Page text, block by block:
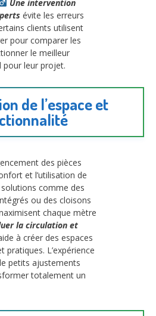
Une intervention
évite les erreurs
clients utilisent
pour comparer les
le meilleur
pour leur projet.
de l’espace et
des pièces
et l’utilisation de
solutions comme des
ou des cloisons
chaque mètre
la circulation et
à créer des espaces
pratiques. L’expérience
petits ajustements
totalement un